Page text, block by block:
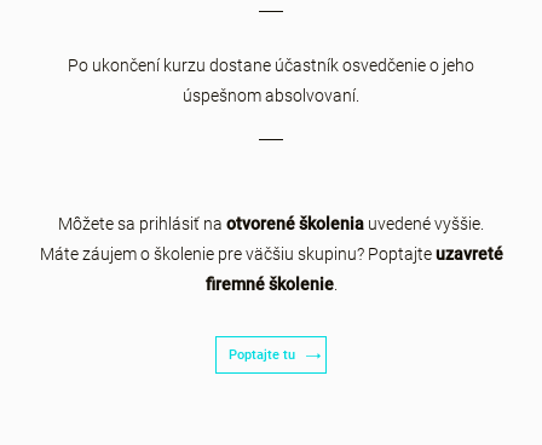
Po ukončení kurzu dostane účastník osvedčenie o jeho
úspešnom absolvovaní.
Môžete sa prihlásiť na otvorené školenia uvedené vyššie.
Máte záujem o školenie pre väčšiu skupinu? Poptajteuzavreté
firemné školenie.
Poptajte tu